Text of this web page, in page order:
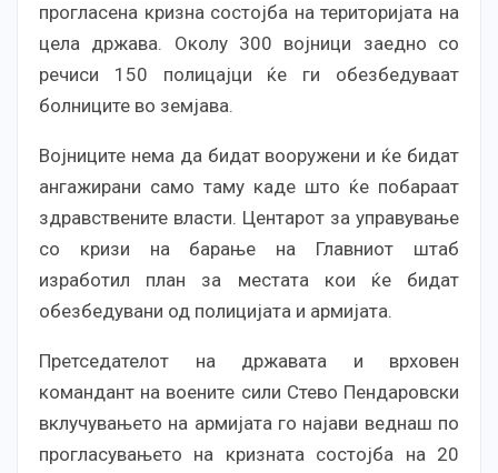
прогласена кризна состојба на територијата на
цела држава. Околу 300 војници заедно со
речиси 150 полицајци ќе ги обезбедуваат
болниците во земјава.
Војниците нема да бидат вооружени и ќе бидат
ангажирани само таму каде што ќе побараат
здравствените власти. Центарот за управување
со кризи на барање на Главниот штаб
изработил план за местата кои ќе бидат
обезбедувани од полицијата и армијата.
Претседателот на државата и врховен
командант на воените сили Стево Пендаровски
вклучувањето на армијата го најави веднаш по
прогласувањето на кризната состојба на 20